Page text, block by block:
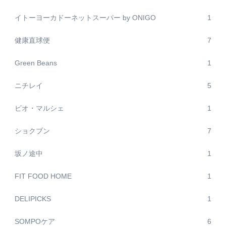
イトーヨーカドーネットスーパー by ONIGO 1
健康直球便 7
Green Beans 1
ニチレイ 5
ビオ・マルシェ 1
ショクブン 7
坂ノ途中 1
FIT FOOD HOME 1
DELIPICKS 1
SOMPOケア 6